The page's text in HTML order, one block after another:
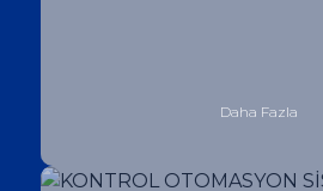
Daha Fazla